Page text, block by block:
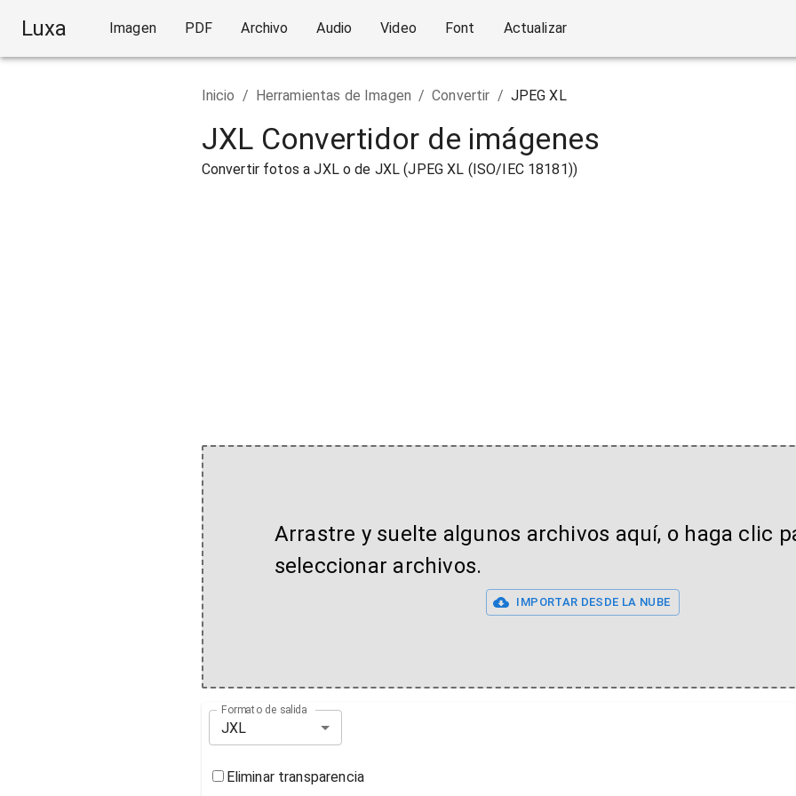
Luxa Imagen PDF Archivo Audio Video Font Actualizar
Inicio / Herramientas de Imagen / Convertir / JPEG XL
JXL Convertidor de imágenes
Convertir fotos a JXL o de JXL (JPEG XL (ISO/IEC 18181))
Arrastre y suelte algunos archivos aquí, o haga clic
seleccionar archivos.
IMPORTAR DESDE LA NUBE
Formato de salida
JXL
Eliminar transparencia